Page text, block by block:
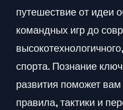
путешествие от идеи
командных игр до
спорта. Познание
развития поможет
правила, тактики и